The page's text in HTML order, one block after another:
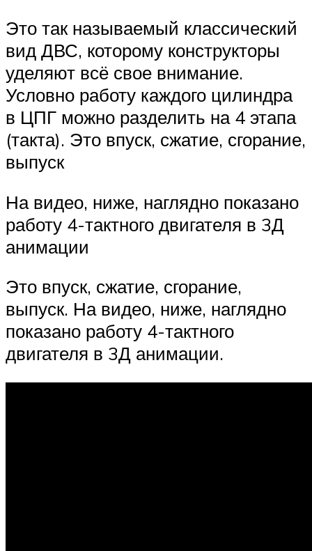
Это так называемый классический
вид ДВС, которому конструкторы
уделяют всё свое внимание.
Условно работу каждого цилиндра
в ЦПГ можно разделить на 4 этапа
(такта). Это впуск, сжатие, сгорание,
выпуск
На видео, ниже, наглядно показано
работу 4-тактного двигателя в 3Д
анимации
Это впуск, сжатие, сгорание,
выпуск. На видео, ниже, наглядно
показано работу 4-тактного
двигателя в 3Д анимации.